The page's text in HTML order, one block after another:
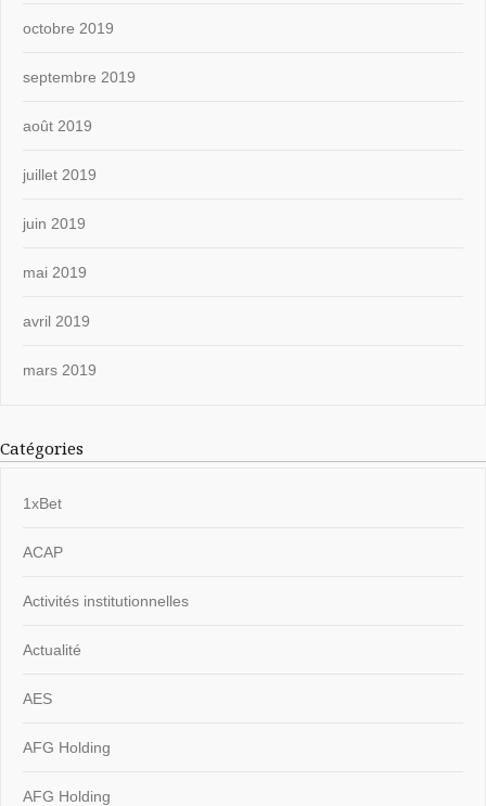
octobre 2019
septembre 2019
août 2019
juillet 2019
juin 2019
mai 2019
avril 2019
mars 2019
Catégories
1xBet
ACAP
Activités institutionnelles
Actualité
AES
AFG Holding
AFG Holding